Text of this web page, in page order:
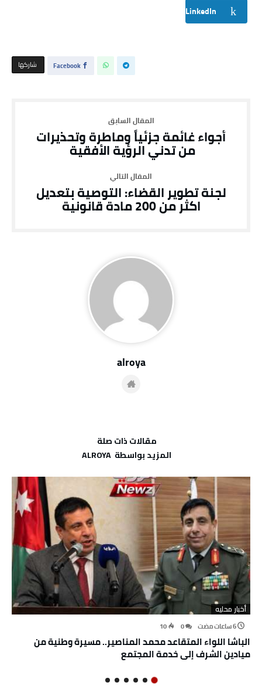
LinkedIn
‫‫ شاركها‬ Facebook
أجواء غائمة جزئياً وماطرة وتحذيرات
من تدني الرؤية الأفقية
لجنة تطوير القضاء: التوصية بتعديل
اكثر من 200 مادة قانونية
alroya
‫مقالات ذات صلة‬
‫‫المزيد بواسطة‬ ‬ ALROYA
أخبار محليه
10
الباشا اللواء المتقاعد محمد المناصير.. مسيرة وطنية من
ميادين الشرف إلى خدمة المجتمع